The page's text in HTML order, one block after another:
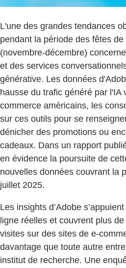
L'une des grandes tendances
pendant la période des fêtes
(novembre-décembre)
et des services
générative. Les données
hausse du trafic généré par l'IA
commerce américains, les
sur ces outils pour se
dénicher des promotions ou
cadeaux. Dans un rapport
en évidence la poursuite de
nouvelles données couvrant la
juillet 2025.
Les insights d’Adobe
ligne réelles et couvrent plus
visites sur des sites de e-
davantage que toute autre
institut de recherche. Une